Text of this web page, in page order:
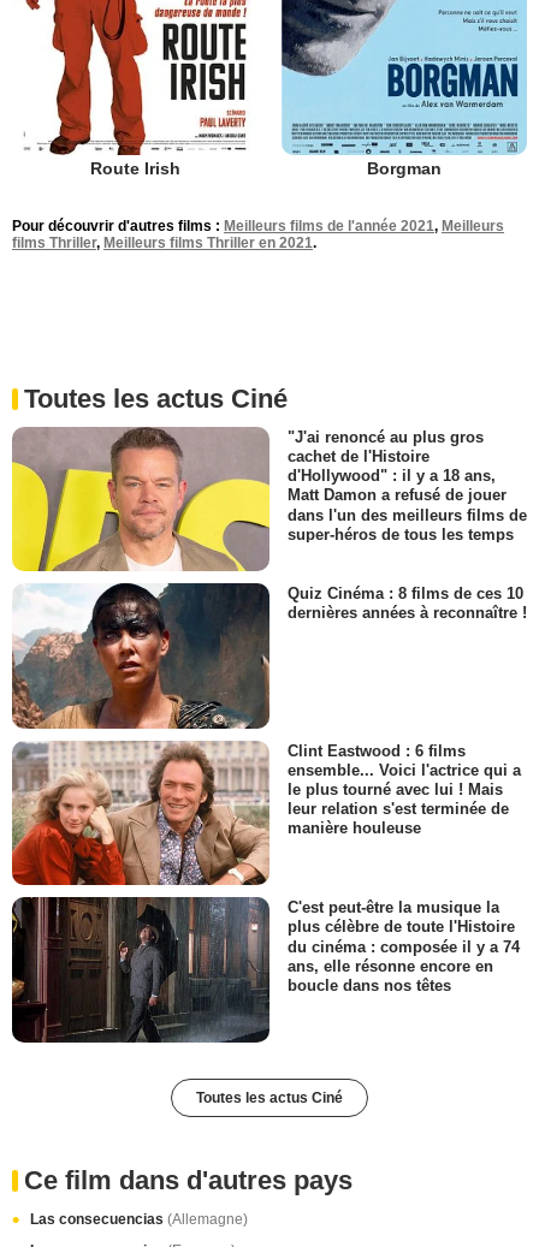
Route Irish Borgman
Pour découvrir d'autres films : Meilleurs films de l'année 2021, Meilleurs
films Thriller, Meilleurs films Thriller en 2021.
Toutes les actus Ciné
"J'ai renoncé au plus gros
cachet de l'Histoire
d'Hollywood" : il y a 18 ans,
Matt Damon a refusé de jouer
dans l'un des meilleurs films de
super-héros de tous les temps
Quiz Cinéma : 8 films de ces 10
dernières années à reconnaître !
Clint Eastwood : 6 films
ensemble... Voici l'actrice qui a
le plus tourné avec lui ! Mais
leur relation s'est terminée de
manière houleuse
C'est peut-être la musique la
plus célèbre de toute l'Histoire
du cinéma : composée il y a 74
ans, elle résonne encore en
boucle dans nos têtes
Toutes les actus Ciné
Ce film dans d'autres pays
Las consecuencias (Allemagne)